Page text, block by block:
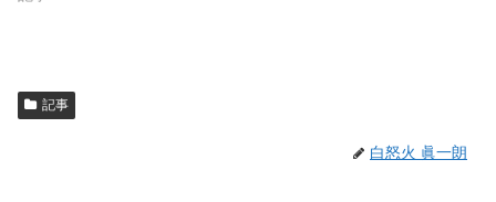
記事
白怒火 眞一朗